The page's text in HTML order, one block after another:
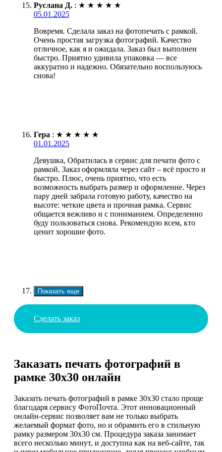
Руслана Д. : ★ ★ ★ ★ ★
05.01.2025
Вовремя. Сделала заказ на фотопечать с рамкой.
Очень простая загрузка фотографий. Качество
отличное, как я и ожидала. Заказ был выполнен
быстро. Приятно удивила упаковка — все
аккуратно и надежно. Обязательно воспользуюсь
снова!
Гера : ★ ★ ★ ★ ★
01.01.2025
Девушка, Обратилась в сервис для печати фото с
рамкой. Заказ оформляла через сайт – всё просто и
быстро. Плюс, очень приятно, что есть
возможность выбрать размер и оформление. Через
пару дней забрала готовую работу, качество на
высоте: четкие цвета и прочная рамка. Сервис
общается вежливо и с пониманием. Определенно
буду пользоваться снова. Рекомендую всем, кто
ценит хорошие фото.
Показать еще
Сделать заказ
Заказать печать фотографий в
рамке 30х30 онлайн
Заказать печать фотографий в рамке 30х30 стало проще
благодаря сервису ФотоПочта. Этот инновационный
онлайн-сервис позволяет вам не только выбрать
желаемый формат фото, но и обрамить его в стильную
рамку размером 30х30 см. Процедура заказа занимает
всего несколько минут, и доступна как на веб-сайте, так